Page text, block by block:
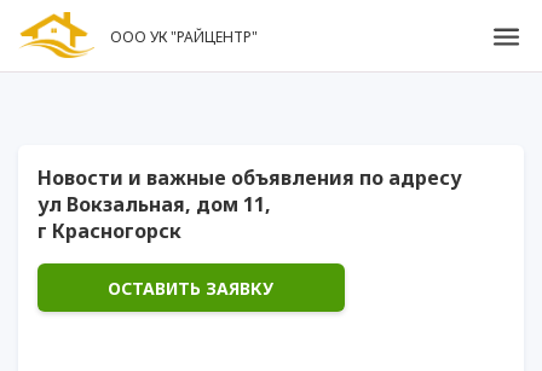
ООО УК "РАЙЦЕНТР"
Новости и важные объявления по адресу
ул Вокзальная, дом 11,
г Красногорск
ОСТАВИТЬ ЗАЯВКУ